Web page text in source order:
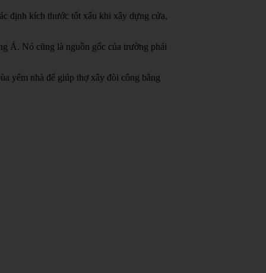
định kích thước tốt xấu khi xây dựng cửa,
Á. Nó cũng là nguồn gốc của trường phái
yểm nhà để giúp thợ xây đòi công bằng